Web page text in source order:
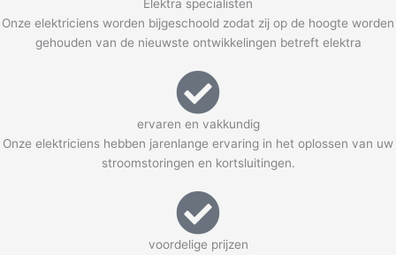
Elektra specialisten
Onze elektriciens worden bijgeschoold zodat zij op de hoogte worden
gehouden van de nieuwste ontwikkelingen betreft elektra
ervaren en vakkundig
Onze elektriciens hebben jarenlange ervaring in het oplossen van uw
stroomstoringen en kortsluitingen.
voordelige prijzen